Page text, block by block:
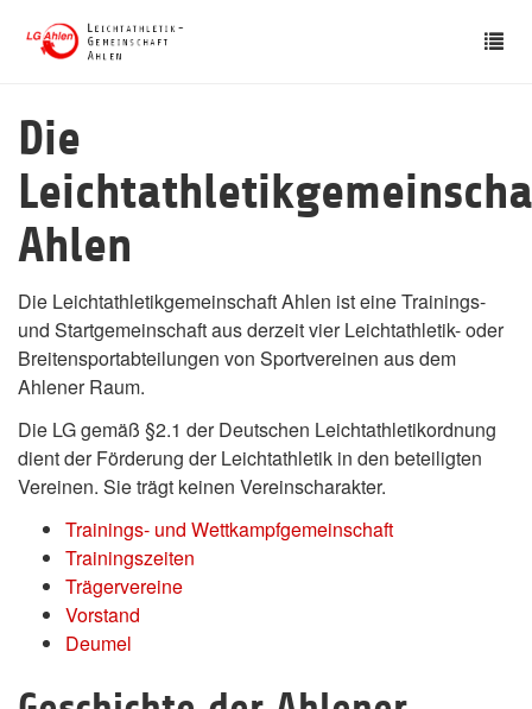
Die
Ahlen
Die Leichtathletikgemeinschaft Ahlen ist eine Trainings-
und Startgemeinschaft aus derzeit vier Leichtathletik- oder
Breitensportabteilungen von Sportvereinen aus dem
Ahlener Raum.
Die LG gemäß §2.1 der Deutschen Leichtathletikordnung
dient der Förderung der Leichtathletik in den beteiligten
Vereinen. Sie trägt keinen Vereinscharakter.
Trainings- und Wettkampfgemeinschaft
Trainingszeiten
Trägervereine
Vorstand
Deumel